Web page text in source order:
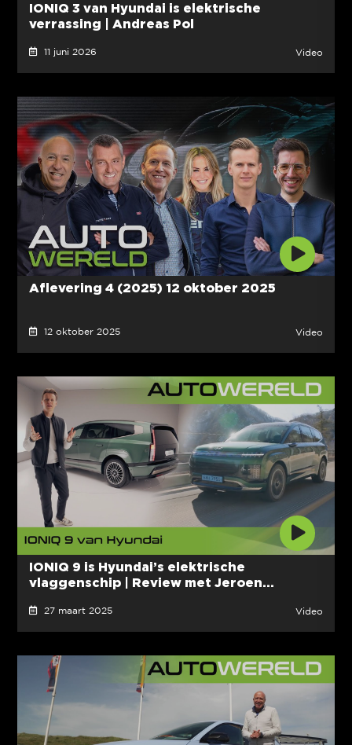
IONIQ 3 van Hyundai is elektrische
verrassing | Andreas Pol
11 juni 2026 Video
Aflevering 4 (2025) 12 oktober 2025
12 oktober 2025 Video
IONIQ 9 is Hyundai’s elektrische
vlaggenschip | Review met Jeroen...
27 maart 2025 Video